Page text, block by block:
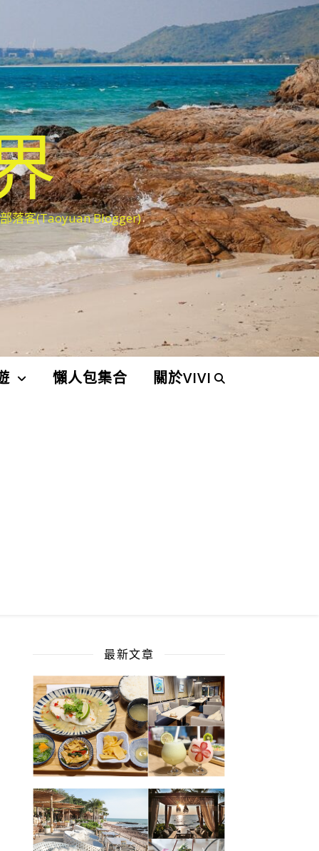
落客(Taoyuan Blogger)
懶人包集合 關於VIVI
最新文章